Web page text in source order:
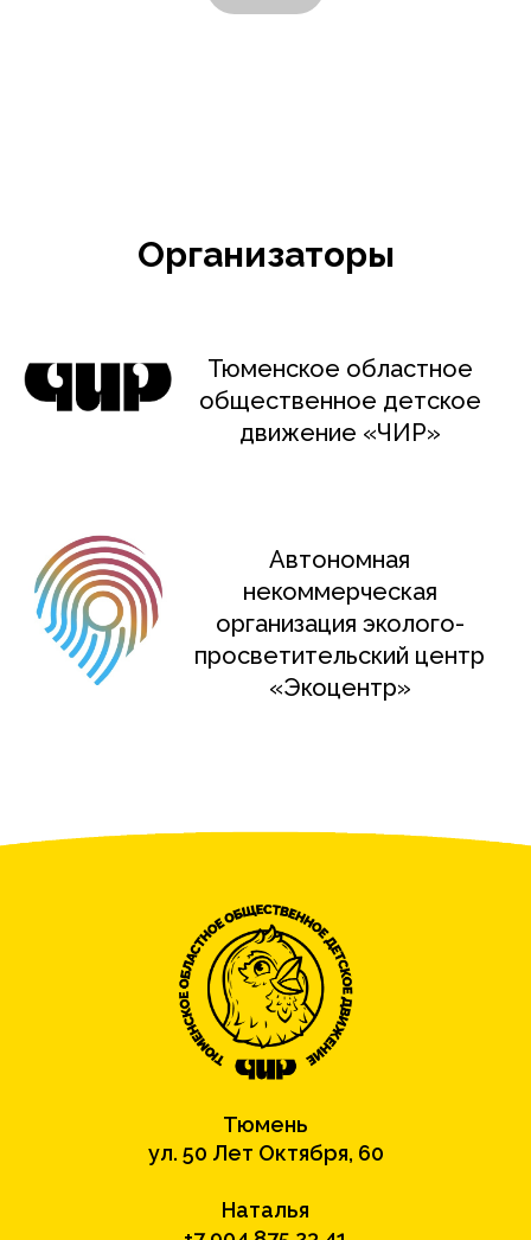
Организаторы
Тюменское областное
общественное детское
движение «ЧИР»
Автономная
некоммерческая
организация эколого-
просветительский центр
«Экоцентр»
Тюмень
ул. 50 Лет Октября, 60
Наталья